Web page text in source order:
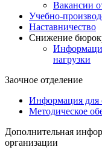
Вакансии
Учебно-
Наставничество
Снижение
нагрузки
Заочное отделение
Информация для
Методическое
Дополнительная
организации